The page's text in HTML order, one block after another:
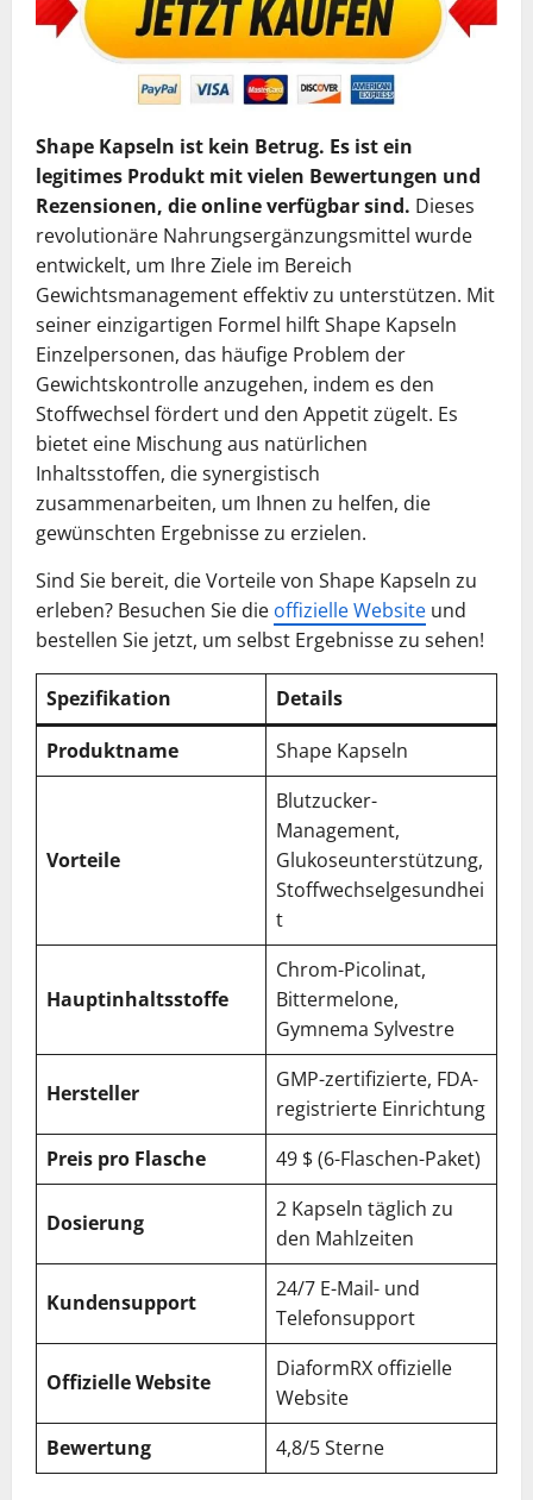
Shape Kapseln ist kein Betrug. Es ist ein
legitimes Produkt mit vielen Bewertungen und
Rezensionen, die online verfügbar sind. Dieses
revolutionäre Nahrungsergänzungsmittel wurde
entwickelt, um Ihre Ziele im Bereich
Gewichtsmanagement effektiv zu unterstützen. Mit
seiner einzigartigen Formel hilft Shape Kapseln
Einzelpersonen, das häufige Problem der
Gewichtskontrolle anzugehen, indem es den
Stoffwechsel fördert und den Appetit zügelt. Es
bietet eine Mischung aus natürlichen
Inhaltsstoffen, die synergistisch
zusammenarbeiten, um Ihnen zu helfen, die
gewünschten Ergebnisse zu erzielen.
Sind Sie bereit, die Vorteile von Shape Kapseln zu
erleben? Besuchen Sie die offizielle Website und
bestellen Sie jetzt, um selbst Ergebnisse zu sehen!
Spezifikation
Details
Produktname
Shape Kapseln
Vorteile
Blutzucker-
Management,
Glukoseunterstützung,
Stoffwechselgesundhei
t
Hauptinhaltsstoffe
Chrom-Picolinat,
Bittermelone,
Gymnema Sylvestre
Hersteller
GMP-zertifizierte, FDA-
registrierte Einrichtung
Preis pro Flasche
49 $ (6-Flaschen-Paket)
Dosierung
2 Kapseln täglich zu
den Mahlzeiten
Kundensupport
24/7 E-Mail- und
Telefonsupport
Offizielle Website
DiaformRX offizielle
Website
Bewertung
4,8/5 Sterne